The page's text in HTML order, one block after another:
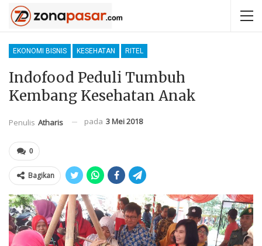
EKONOMI BISNIS KESEHATAN RITEL
Indofood Peduli Tumbuh
Kembang Kesehatan Anak
Penulis Atharis pada 3 Mei 2018
0
Bagikan